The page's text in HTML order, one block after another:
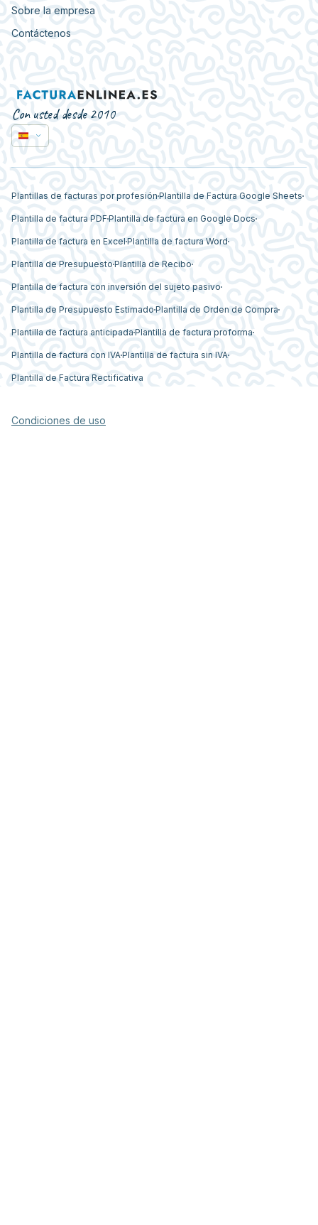
Sobre la empresa
Contáctenos
Con usted desde 2010
Plantillas de facturas por profesión Plantilla de Factura Google Sheets
Plantilla de factura PDF Plantilla de factura en Google Docs
Plantilla de factura en Excel Plantilla de factura Word
Plantilla de Presupuesto Plantilla de Recibo
Plantilla de factura con inversión del sujeto pasivo
Plantilla de Presupuesto Estimado Plantilla de Orden de Compra
Plantilla de factura anticipada Plantilla de factura proforma
Plantilla de factura con IVA Plantilla de factura sin IVA
Plantilla de Factura Rectificativa
Condiciones de uso